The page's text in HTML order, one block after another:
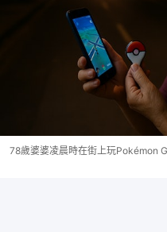
78歲婆婆凌晨時在街上玩Pokémon